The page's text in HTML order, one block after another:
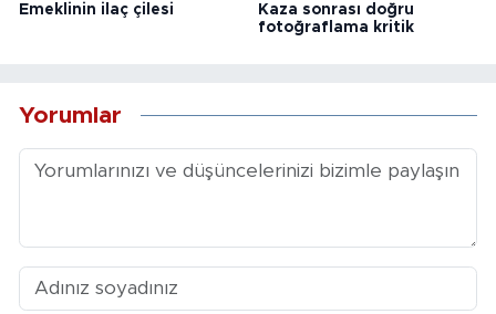
Emeklinin ilaç çilesi
Kaza sonrası doğru
fotoğraflama kritik
Yorumlar